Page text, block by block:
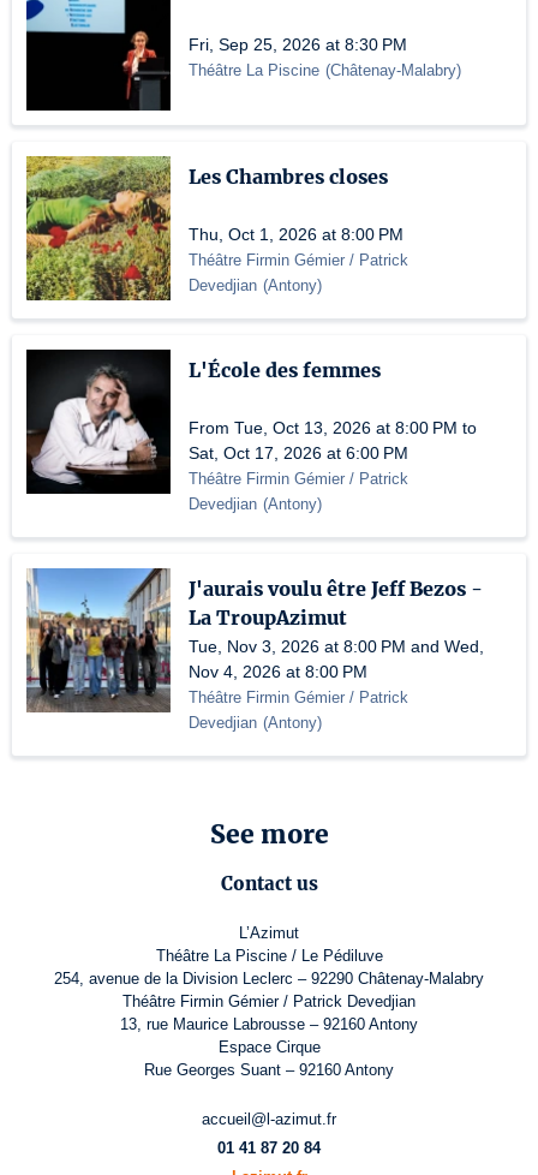
Fri, Sep 25, 2026 at 8:30 PM
Théâtre La Piscine (Châtenay-Malabry)
Les Chambres closes
Thu, Oct 1, 2026 at 8:00 PM
Théâtre Firmin Gémier / Patrick
Devedjian (Antony)
L'École des femmes
From Tue, Oct 13, 2026 at 8:00 PM to
Sat, Oct 17, 2026 at 6:00 PM
Théâtre Firmin Gémier / Patrick
Devedjian (Antony)
J'aurais voulu être Jeff Bezos -
La TroupAzimut
Tue, Nov 3, 2026 at 8:00 PM and Wed,
Nov 4, 2026 at 8:00 PM
Théâtre Firmin Gémier / Patrick
Devedjian (Antony)
See more
Contact us
L’Azimut
Théâtre La Piscine / Le Pédiluve
254, avenue de la Division Leclerc – 92290 Châtenay-Malabry
Théâtre Firmin Gémier / Patrick Devedjian
13, rue Maurice Labrousse – 92160 Antony
Espace Cirque
Rue Georges Suant – 92160 Antony
accueil@l-azimut.fr
01 41 87 20 84